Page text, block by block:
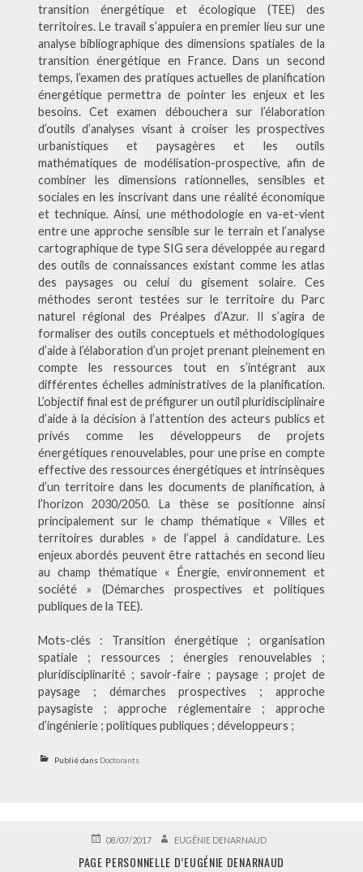
transition énergétique et écologique (TEE) des
territoires. Le travail s’appuiera en premier lieu sur une
analyse bibliographique des dimensions spatiales de la
transition énergétique en France. Dans un second
temps, l’examen des pratiques actuelles de planification
énergétique permettra de pointer les enjeux et les
besoins. Cet examen débouchera sur l’élaboration
d’outils d’analyses visant à croiser les prospectives
urbanistiques et paysagères et les outils
mathématiques de modélisation-prospective, afin de
combiner les dimensions rationnelles, sensibles et
sociales en les inscrivant dans une réalité économique
et technique. Ainsi, une méthodologie en va-et-vient
entre une approche sensible sur le terrain et l’analyse
cartographique de type SIG sera développée au regard
des outils de connaissances existant comme les atlas
des paysages ou celui du gisement solaire. Ces
méthodes seront testées sur le territoire du Parc
naturel régional des Préalpes d’Azur. Il s’agira de
formaliser des outils conceptuels et méthodologiques
d’aide à l’élaboration d’un projet prenant pleinement en
compte les ressources tout en s’intégrant aux
différentes échelles administratives de la planification.
L’objectif final est de préfigurer un outil pluridisciplinaire
d’aide à la décision à l’attention des acteurs publics et
privés comme les développeurs de projets
énergétiques renouvelables, pour une prise en compte
effective des ressources énergétiques et intrinsèques
d’un territoire dans les documents de planification, à
l’horizon 2030/2050. La thèse se positionne ainsi
principalement sur le champ thématique « Villes et
territoires durables » de l’appel à candidature. Les
enjeux abordés peuvent être rattachés en second lieu
au champ thématique « Énergie, environnement et
société » (Démarches prospectives et politiques
publiques de la TEE).
Mots-clés : Transition énergétique ; organisation
spatiale ; ressources ; énergies renouvelables ;
pluridisciplinarité ; savoir-faire ; paysage ; projet de
paysage ; démarches prospectives ; approche
paysagiste ; approche réglementaire ; approche
d’ingénierie ; politiques publiques ; développeurs ;
Publié dans Doctorants
PUBLIÉ08/07/2017 AUTEUREUGÉNIE DENARNAUD
PAGE PERSONNELLE D’EUGÉNIE DENARNAUD